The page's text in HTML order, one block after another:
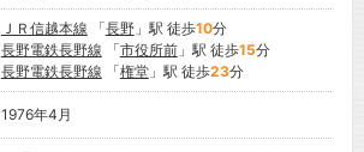
ＪＲ信越本線 「長野」駅 徒歩10分
長野電鉄長野線 「市役所前」駅 徒歩15分
長野電鉄長野線 「権堂」駅 徒歩23分
1976年4月